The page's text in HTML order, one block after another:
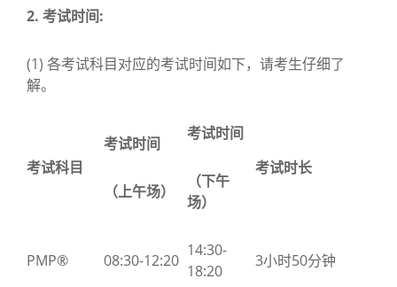
2. 考试时间:
(1) 各考试科目对应的考试时间如下，请考生仔细了
解。
考试科目
考试时间
（上午场）
考试时间
（下午
场）
考试时长
PMP® 08:30-12:20
14:30-
18:20
3小时50分钟